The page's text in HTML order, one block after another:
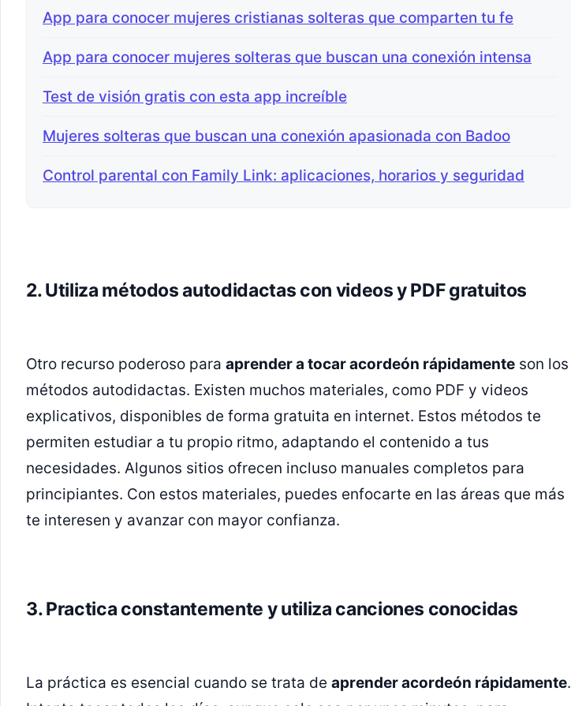
App para conocer mujeres cristianas solteras que comparten tu fe
App para conocer mujeres solteras que buscan una conexión intensa
Test de visión gratis con esta app increíble
Mujeres solteras que buscan una conexión apasionada con Badoo
Control parental con Family Link: aplicaciones, horarios y seguridad
2. Utiliza métodos autodidactas con videos y PDF gratuitos
Otro recurso poderoso para aprender a tocar acordeón rápidamente son los
métodos autodidactas. Existen muchos materiales, como PDF y videos
explicativos, disponibles de forma gratuita en internet. Estos métodos te
permiten estudiar a tu propio ritmo, adaptando el contenido a tus
necesidades. Algunos sitios ofrecen incluso manuales completos para
principiantes. Con estos materiales, puedes enfocarte en las áreas que más
te interesen y avanzar con mayor confianza.
3. Practica constantemente y utiliza canciones conocidas
La práctica es esencial cuando se trata de aprender acordeón rápidamente.